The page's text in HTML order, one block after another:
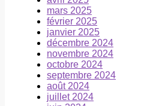
mars 2025
février 2025
janvier 2025
décembre 2024
novembre 2024
octobre 2024
septembre 2024
août 2024
juillet 2024